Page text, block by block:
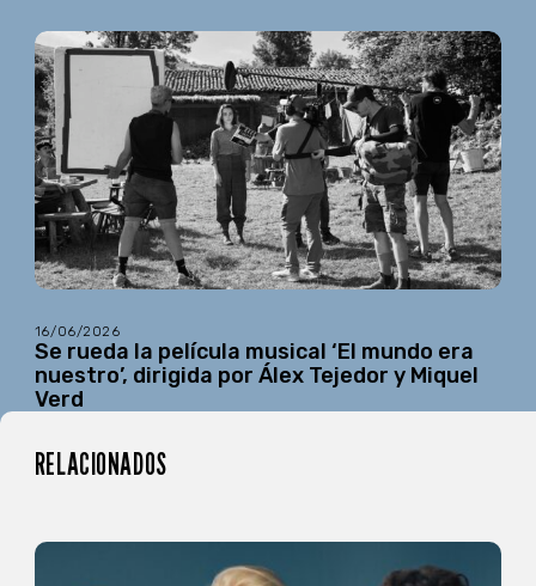
16/06/2026
Se rueda la película musical ‘El mundo era
nuestro’, dirigida por Álex Tejedor y Miquel
Verd
RELACIONADOS